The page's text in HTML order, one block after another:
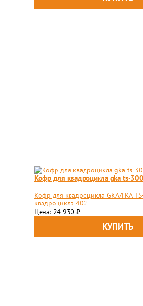
Кофр для квадроцикла gka ts-
Кофр для квадроцикла GKA/ГКА
квадроцикла 402
Цена: 24 930 ₽